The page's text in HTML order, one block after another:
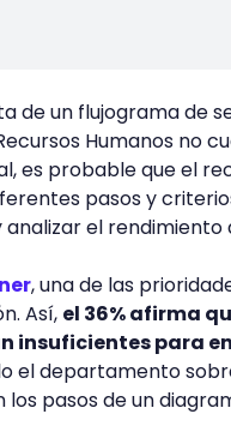
de un flujograma de
Humanos no
es probable que el
pasos y
el rendimiento
, una de las
Así, el 36% afirma
insuficientes para
el departamento
pasos de un